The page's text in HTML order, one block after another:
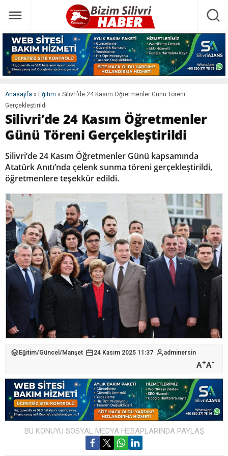
Anasayfa » Eğitim » Silivri’de 24 Kasım Öğretmenler Günü Töreni
Gerçekleştirildi
Silivri’de 24 Kasım Öğretmenler
Günü Töreni Gerçekleştirildi
Silivri’de 24 Kasım Öğretmenler Günü kapsamında
Atatürk Anıtı’nda çelenk sunma töreni gerçekleştirildi,
öğretmenlere teşekkür edildi.
Eğitim/Güncel /Manşet 24 Kasım 2025 11:37 adminersin
A+A-
BU KONUYU SOSYAL MEDYA HESAPLARINDA PAYLAŞ